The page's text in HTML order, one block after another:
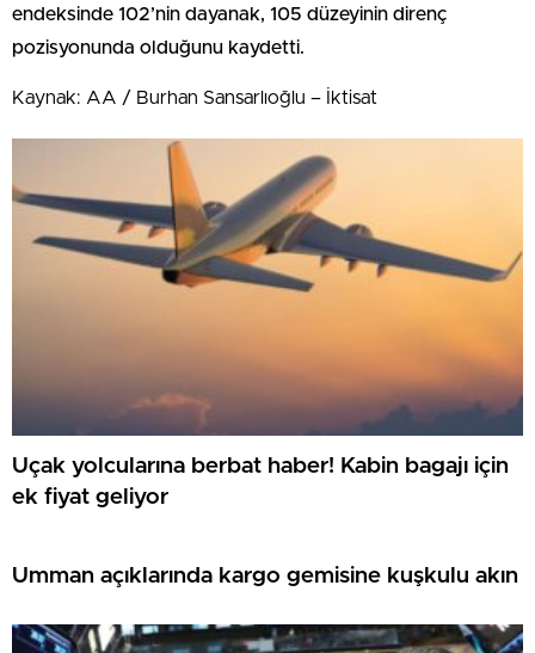
endeksinde 102’nin dayanak, 105 düzeyinin direnç
pozisyonunda olduğunu kaydetti.
Kaynak: AA / Burhan Sansarlıoğlu – İktisat
Uçak yolcularına berbat haber! Kabin bagajı için
ek fiyat geliyor
Umman açıklarında kargo gemisine kuşkulu akın